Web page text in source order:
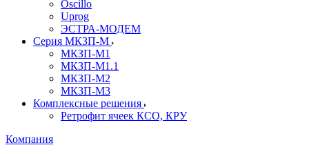
Oscillo
Uprog
ЭСТРА-МОДЕМ
Серия МКЗП-М
МКЗП-М1
МКЗП-М1.1
МКЗП-М2
МКЗП-М3
Комплексные решения
Ретрофит ячеек КСО, КРУ
Компания